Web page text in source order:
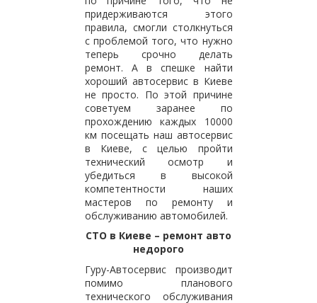
придерживаются этого
правила, смогли столкнуться
с проблемой того, что нужно
теперь срочно делать
ремонт. А в спешке найти
хороший автосервис в Киеве
не просто. По этой причине
советуем заранее по
прохождению каждых 10000
км посещать наш автосервис
в Киеве, с целью пройти
технический осмотр и
убедиться в высокой
компетентности наших
мастеров по ремонту и
обслуживанию автомобилей.
СТО в Киеве – ремонт авто
недорого
Гуру-Автосервис производит
помимо планового
технического обслуживания